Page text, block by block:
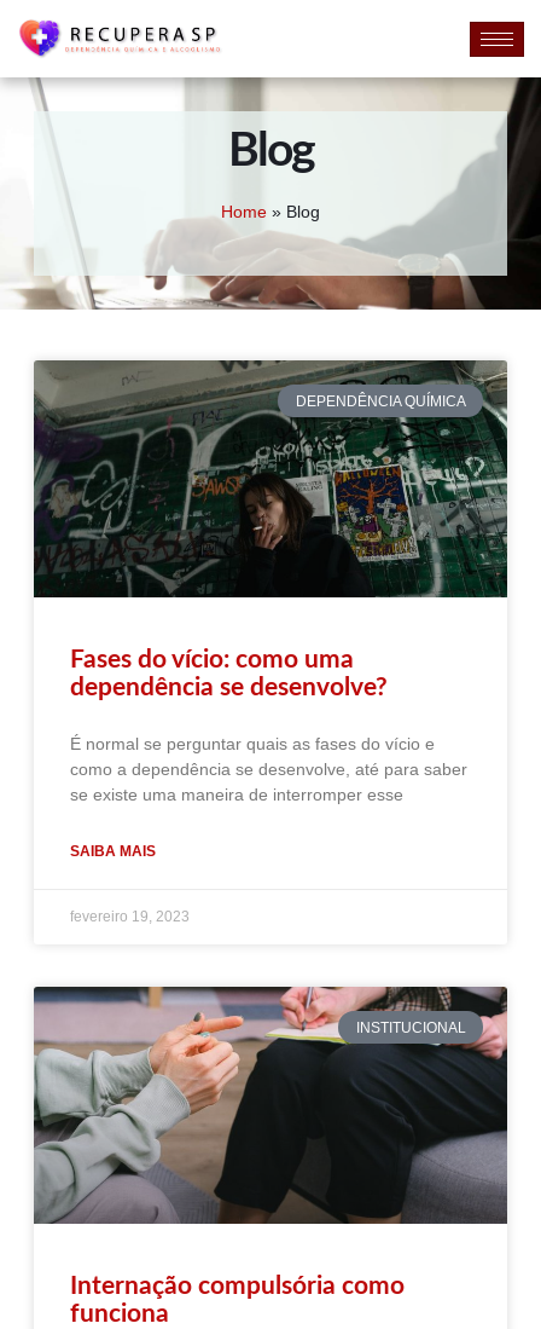
Blog
Home » Blog
DEPENDÊNCIA QUÍMICA
Fases do vício: como uma
dependência se desenvolve?
É normal se perguntar quais as fases do vício e
como a dependência se desenvolve, até para saber
se existe uma maneira de interromper esse
SAIBA MAIS
fevereiro 19, 2023
INSTITUCIONAL
Internação compulsória como
funciona